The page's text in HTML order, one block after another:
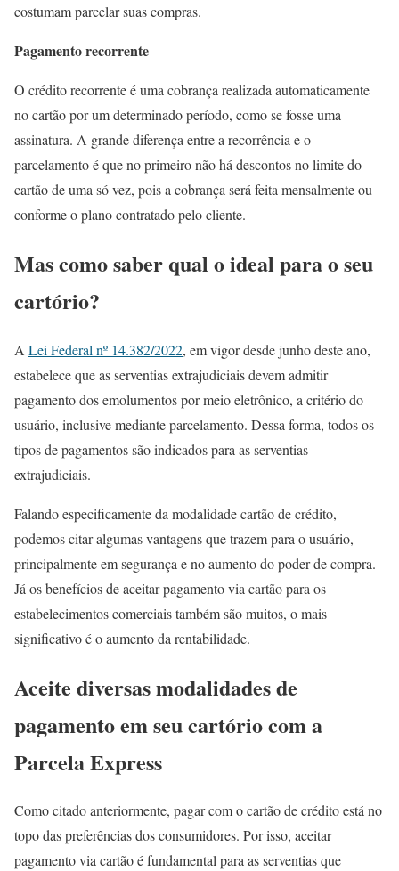
costumam parcelar suas compras.
Pagamento recorrente
O crédito recorrente é uma cobrança realizada automaticamente
no cartão por um determinado período, como se fosse uma
assinatura. A grande diferença entre a recorrência e o
parcelamento é que no primeiro não há descontos no limite do
cartão de uma só vez, pois a cobrança será feita mensalmente ou
conforme o plano contratado pelo cliente.
Mas como saber qual o ideal para o seu
cartório?
A Lei Federal nº 14.382/2022, em vigor desde junho deste ano,
estabelece que as serventias extrajudiciais devem admitir
pagamento dos emolumentos por meio eletrônico, a critério do
usuário, inclusive mediante parcelamento. Dessa forma, todos os
tipos de pagamentos são indicados para as serventias
extrajudiciais.
Falando especificamente da modalidade cartão de crédito,
podemos citar algumas vantagens que trazem para o usuário,
principalmente em segurança e no aumento do poder de compra.
Já os benefícios de aceitar pagamento via cartão para os
estabelecimentos comerciais também são muitos, o mais
significativo é o aumento da rentabilidade.
Aceite diversas modalidades de
pagamento em seu cartório com a
Parcela Express
Como citado anteriormente, pagar com o cartão de crédito está no
topo das preferências dos consumidores. Por isso, aceitar
pagamento via cartão é fundamental para as serventias que